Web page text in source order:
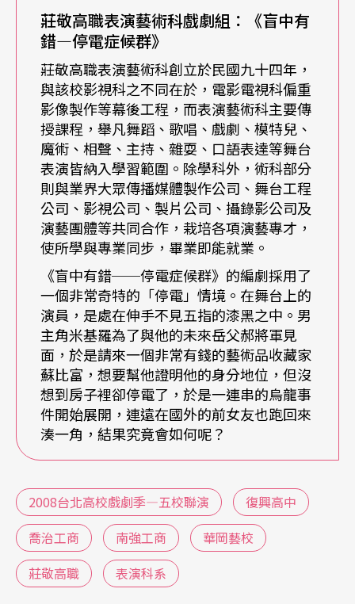
為學生畢業後的就業做準備，南強工商在兩年前向
教育部成功申請全台戲劇科班唯一的「建教合
作」。以「三三輪調制」：學生三個月在學校上
課；三個月待在工作單位磨練，吸取實際工作經驗
——和紙風車劇團、九歌劇團等兒童劇團，負責舞
台、燈光、音響的穩立音響、捷韻實業，及至靈糧
堂的多媒體攝影剪接單位與喬傑立經紀公司等職場
合作，讓學生依個人興趣、需求，選擇合適的單位
前往學習。
多數學生在建教合作後，成長相當可觀：一年修業
期結束的一年級學生，已經可以自行組裝完整的音
響設備。學生再進劇場，幾乎都已具備能夠獨當一
面的基本能力，老師便可給予更進階、深入的教
學。利正南表示，建教合作的理想是達成業界、學
校、學生三贏局面，但藝術領域生態不同於其他工
作，合作職場的核准法規相關條例很難適用於劇場
業界，在尋覓建教合作的對象時，也因此多所波
折；還有待教育部的專家學者協商討論，協助解
決。
期許青少年戲劇教育的未來
莊敬高職表演藝術科戲劇組：
《盲中有
錯—停電症候群》
莊敬高職表演藝術科創立於民國九十四年，
與該校影視科之不同在於，電影電視科偏重
影像製作等幕後工程，而表演藝術科主要傳
授課程，舉凡舞蹈、歌唱、戲劇、模特兒、
魔術、相聲、主持、雜耍、口語表達等舞台
表演皆納入學習範圍。除學科外，術科部分
則與業界大眾傳播媒體製作公司、舞台工程
公司、影視公司、製片公司、攝錄影公司及
演藝團體等共同合作，栽培各項演藝專才，
使所學與專業同步，畢業即能就業。
《盲中有錯──停電症候群》的編劇採用了
一個非常奇特的「停電」情境。在舞台上的
演員，是處在伸手不見五指的漆黑之中。男
主角米基羅為了與他的未來岳父郝將軍見
面，於是請來一個非常有錢的藝術品收藏家
蘇比富，想要幫他證明他的身分地位，但沒
想到房子裡卻停電了，於是一連串的烏龍事
件開始展開，連遠在國外的前女友也跑回來
湊一角，結果究竟會如何呢？
2008台北高校戲劇季—五校聯演
復興高中
喬治工商
南強工商
華岡藝校
莊敬高職
表演科系